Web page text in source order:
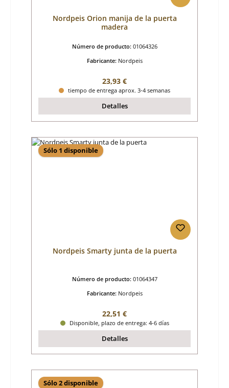
Nordpeis Orion manija de la puerta
madera
Número de producto: 01064326
Fabricante: Nordpeis
Precio normal:
23,93 €
tiempo de entrega aprox. 3-4 semanas
Detalles
Sólo 1 disponible
Nordpeis Smarty junta de la puerta
Número de producto: 01064347
Fabricante: Nordpeis
Precio normal:
22,51 €
Disponible, plazo de entrega: 4-6 días
Detalles
Sólo 2 disponible